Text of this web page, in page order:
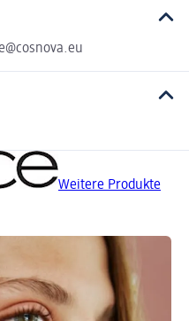
Weitere Produkte